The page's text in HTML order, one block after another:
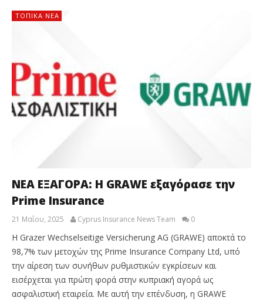
ΤΟΠΙΚΑ ΝΕΑ
ΝΕΑ ΕΞΑΓΟΡΑ: Η GRAWE εξαγόρασε την
Prime Insurance
21 Μαΐου, 2025 Cyprus Insurance News Team 0
Η Grazer Wechselseitige Versicherung AG (GRAWE) αποκτά το
98,7% των μετοχών της Prime Insurance Company Ltd, υπό
την αίρεση των συνήθων ρυθμιστικών εγκρίσεων και
εισέρχεται για πρώτη φορά στην κυπριακή αγορά ως
ασφαλιστική εταιρεία. Με αυτή την επένδυση, η GRAWE